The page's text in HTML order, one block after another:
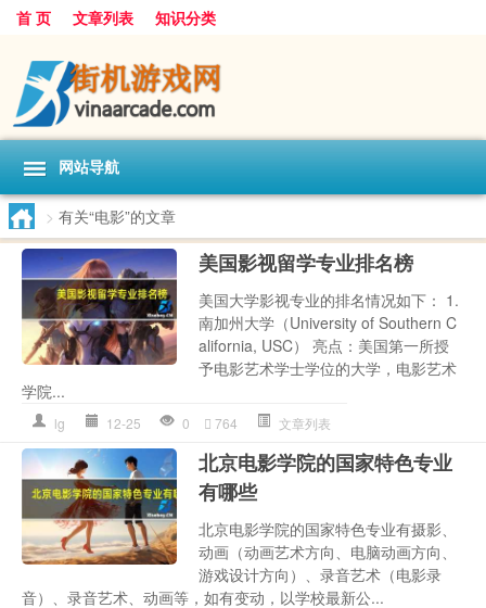
首 页 文章列表 知识分类
网站导航
> 有关“电影”的文章
美国影视留学专业排名榜
美国大学影视专业的排名情况如下： 1.
南加州大学（University of Southern C
alifornia, USC） 亮点：美国第一所授
予电影艺术学士学位的大学，电影艺术
学院...
lg 12-25 0 764 文章列表
北京电影学院的国家特色专业
有哪些
北京电影学院的国家特色专业有摄影、
动画（动画艺术方向、电脑动画方向、
游戏设计方向）、录音艺术（电影录
音）、录音艺术、动画等，如有变动，以学校最新公...